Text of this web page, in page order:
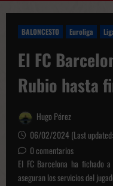
BALONCESTO Euroliga
El FC
Rubio hasta
Hugo Pérez
06/02/2024 (Last
0 comentarios
El FC Barcelona ha fichado
aseguran los servicios del